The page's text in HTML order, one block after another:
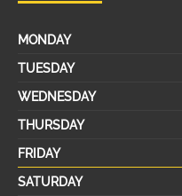
MONDAY
TUESDAY
WEDNESDAY
THURSDAY
FRIDAY
SATURDAY